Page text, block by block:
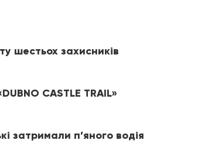
шестьох захисників
CASTLE TRAIL»
затримали п’яного водія